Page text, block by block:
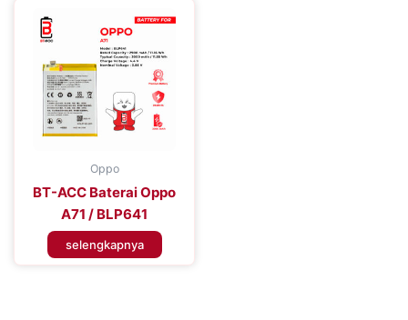
Oppo
BT-ACC Baterai Oppo
A71 / BLP641
selengkapnya